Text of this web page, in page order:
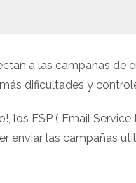
a las campañas de
dificultades y
los ESP ( Email
enviar las campañas